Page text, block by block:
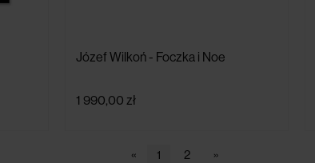
Józef Wilkoń - Foczka i Noe
1 990,00 zł
« 1 2 »